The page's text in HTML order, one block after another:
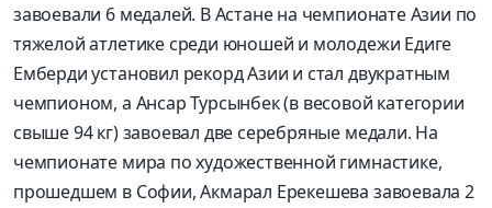
завоевали 6 медалей. В Астане на чемпионате Азии по
тяжелой атлетике среди юношей и молодежи Едиге
Емберди установил рекорд Азии и стал двукратным
чемпионом, а Ансар Турсынбек (в весовой категории
свыше 94 кг) завоевал две серебряные медали. На
чемпионате мира по художественной гимнастике,
прошедшем в Софии, Акмарал Ерекешева завоевала 2